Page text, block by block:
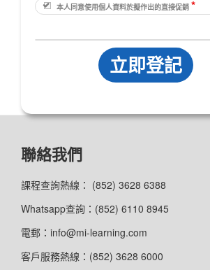
本人同意使用個人資料於擬作出的直接促銷 *
聯絡我們
課程查詢熱線： (852) 3628 6388
Whatsapp查詢：(852) 6110 8945
電郵：info@mi-learning.com
客戶服務熱線：(852) 3628 6000